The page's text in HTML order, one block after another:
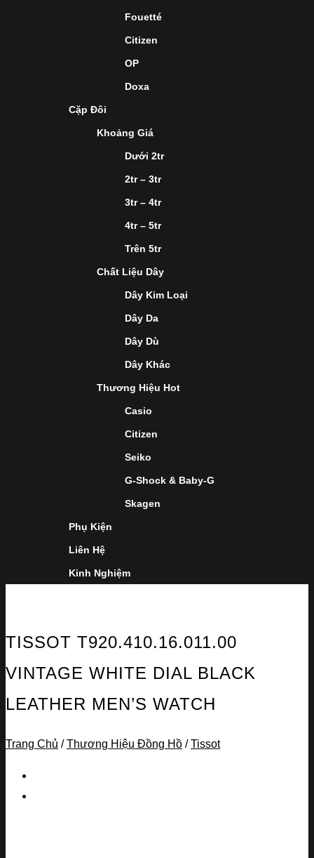
Fouetté
Citizen
OP
Doxa
Cặp Đôi
Khoảng Giá
Dưới 2tr
2tr – 3tr
3tr – 4tr
4tr – 5tr
Trên 5tr
Chất Liệu Dây
Dây Kim Loại
Dây Da
Dây Dù
Dây Khác
Thương Hiệu Hot
Casio
Citizen
Seiko
G-Shock & Baby-G
Skagen
Phụ Kiện
Liên Hệ
Kinh Nghiệm
TISSOT T920.410.16.011.00
VINTAGE WHITE DIAL BLACK
LEATHER MEN’S WATCH
Trang Chủ / Thương Hiệu Đồng Hồ / Tissot